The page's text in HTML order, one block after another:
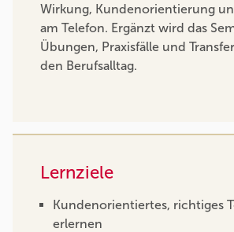
Wirkung, Kundenorientierung
am Telefon. Ergänzt wird das
Übungen, Praxisfälle und
den Berufsalltag.
Lernziele
Kundenorientiertes, richtiges
erlernen